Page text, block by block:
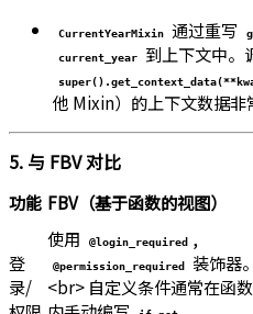
CurrentYearMixin 通过重写
current_year 到上下文中。
他 Mixin）的上下文数据非
5. 与 FBV 对比
功能 FBV（基于函数的视图）
登
录/
使用 @login_required ,
@permission_required
装饰器。
<br> 自定义条件通常在函数